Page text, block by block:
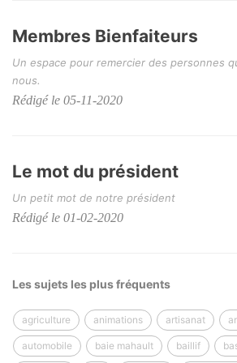
Membres Bienfaiteurs
Un espace pour remercier des personnes
nous.
Rédigé le 05-11-2020
Le mot du président
Un petit mot de notre président
Rédigé le 01-02-2020
Les sujets les plus fréquents
agriculture animations artisanat
automobile baie mahault baillif